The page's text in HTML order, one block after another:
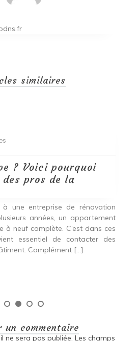
similaires
? Voici pourquoi
pros de la
une entreprise de rénovation
années, un appartement
à neuf complète. C’est dans ces
essentiel de contacter des
Complément […]
un commentaire
ne sera pas publiée. Les champs